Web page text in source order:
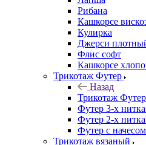
Рибана
Кашкорсе
Кулирка
Джерси
Флис софт
Кашкорсе
Трикотаж Футер
Назад
Трикотаж Футер
Футер 3-х
Футер 2-х
Футер с начесом
Трикотаж вязаный